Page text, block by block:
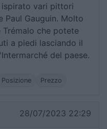
ispirato vari pittori
Paul Gauguin. Molto
Trémalo che potete
a piedi lasciando il
del paese.
Posizione Prezzo
28/07/2023 22:29